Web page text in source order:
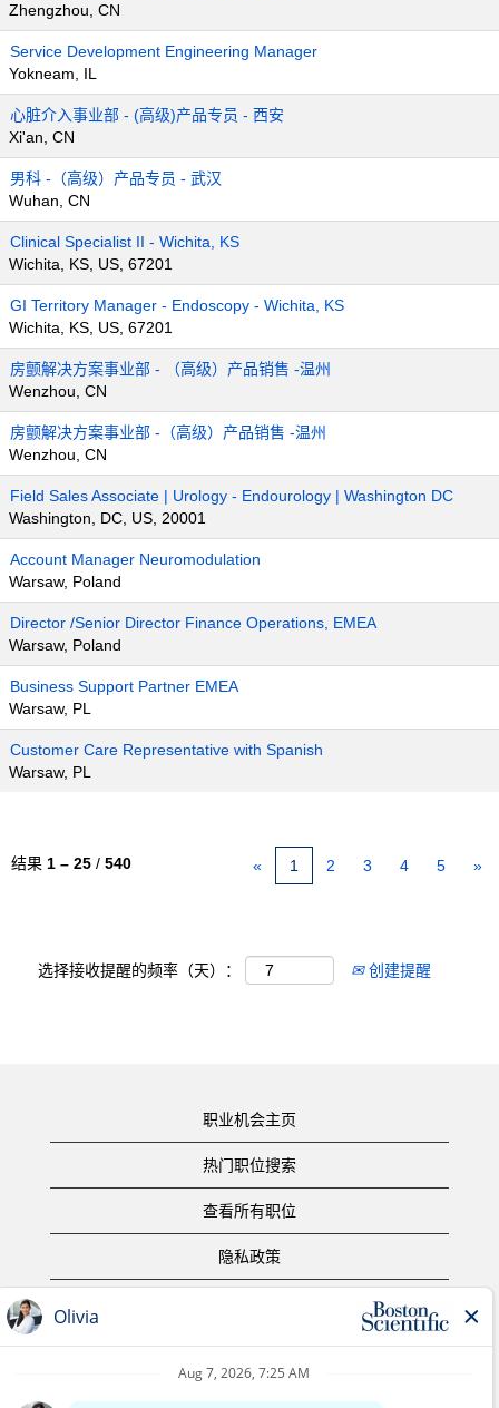
Zhengzhou, CN
Service Development Engineering Manager
Yokneam, IL
心脏介入事业部 - (高级)产品专员 - 西安
Xi'an, CN
男科 -（高级）产品专员 - 武汉
Wuhan, CN
Clinical Specialist II - Wichita, KS
Wichita, KS, US, 67201
GI Territory Manager - Endoscopy - Wichita, KS
Wichita, KS, US, 67201
房颤解决方案事业部 - （高级）产品销售 -温州
Wenzhou, CN
房颤解决方案事业部 -（高级）产品销售 -温州
Wenzhou, CN
Field Sales Associate | Urology - Endourology | Washington DC
Washington, DC, US, 20001
Account Manager Neuromodulation
Warsaw, Poland
Director /Senior Director Finance Operations, EMEA
Warsaw, Poland
Business Support Partner EMEA
Warsaw, PL
Customer Care Representative with Spanish
Warsaw, PL
结果 1 – 25 / 540 « 1 2 3 4 5 »
选择接收提醒的频率（天）： 创建提醒
职业机会主页
热门职位搜索
查看所有职位
隐私政策
版权声明